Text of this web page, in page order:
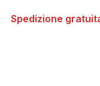
RED
Spedizione